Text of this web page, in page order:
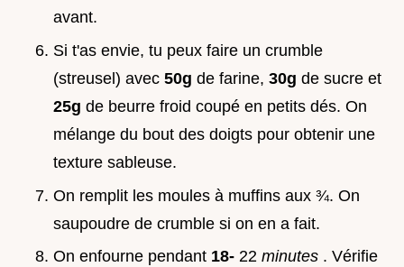
avant.
Si t'as envie, tu peux faire un crumble
(streusel) avec 50g de farine, 30g de sucre et
25g de beurre froid coupé en petits dés. On
mélange du bout des doigts pour obtenir une
texture sableuse.
On remplit les moules à muffins aux ¾. On
saupoudre de crumble si on en a fait.
On enfourne pendant 18- 22 minutes . Vérifie